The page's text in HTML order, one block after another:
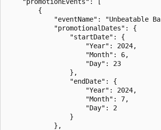
        {
"eventName": "Unbeatable
            "promotionalDates": {
                "startDate": {
                    "Year": 2024,
                    "Month": 6,
                    "Day": 23
                },
                "endDate": {
                    "Year": 2024,
                    "Month": 7,
                    "Day": 2
                }
            },